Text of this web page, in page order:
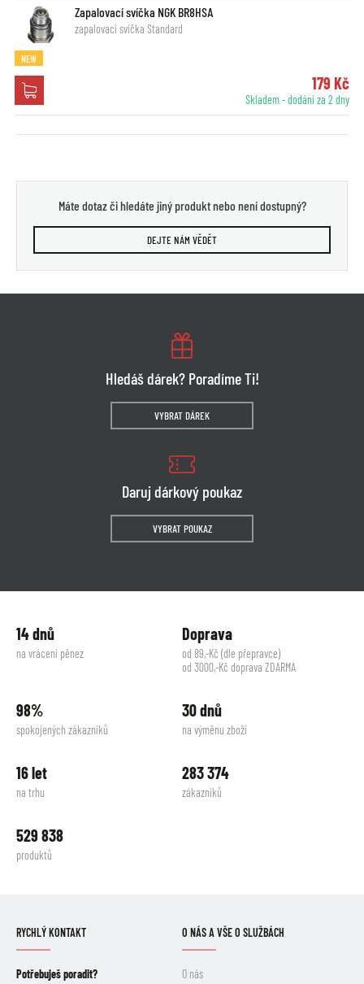
Zapalovací svíčka NGK BR8HSA
zapalovací svíčka Standard
NEW
179 Kč
Skladem - dodání za 2 dny
Máte dotaz či hledáte jiný produkt nebo není dostupný?
DEJTE NÁM VĚDĚT
Hledáš dárek? Poradíme Ti!
VYBRAT DÁREK
Daruj dárkový poukaz
VYBRAT POUKAZ
14 dnů
na vrácení pěnez
Doprava
od 89,-Kč (dle přepravce)
od 3000,-Kč doprava ZDARMA
98%
spokojených zákazníků
30 dnů
na výměnu zboží
16 let
na trhu
283 374
zákazníků
529 838
produktů
RYCHLÝ KONTAKT
Potřebuješ poradit?
O NÁS A VŠE O SLUŽBÁCH
O nás